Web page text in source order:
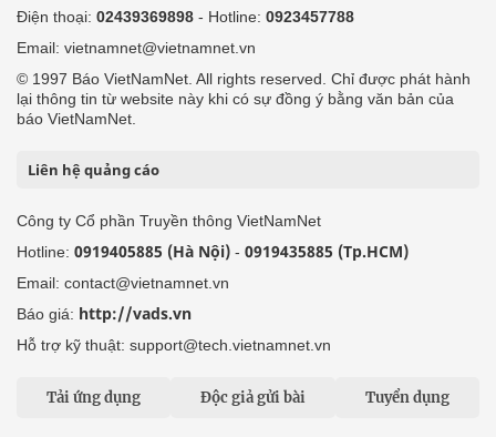
Điện thoại: 02439369898 - Hotline: 0923457788
Email: vietnamnet@vietnamnet.vn
© 1997 Báo VietNamNet. All rights reserved. Chỉ được phát hành
lại thông tin từ website này khi có sự đồng ý bằng văn bản của
báo VietNamNet.
Liên hệ quảng cáo
Công ty Cổ phần Truyền thông VietNamNet
Hotline: 0919405885 (Hà Nội) - 0919435885 (Tp.HCM)
Email: contact@vietnamnet.vn
Báo giá: http://vads.vn
Hỗ trợ kỹ thuật: support@tech.vietnamnet.vn
Tải ứng dụng Độc giả gửi bài Tuyển dụng